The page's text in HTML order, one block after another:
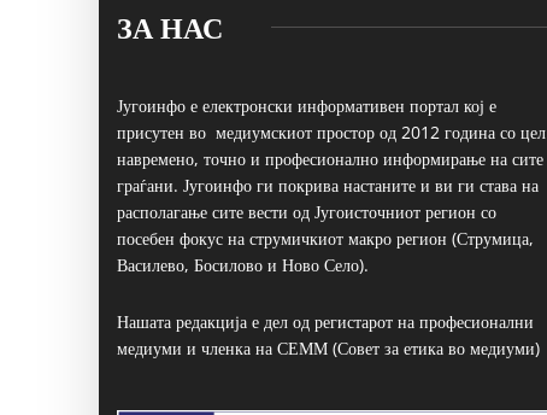
ЗА НАС
Југоинфо е електронски информативен портал кој е
присутен во медиумскиот простор од 2012 година со цел
навремено, точно и професионално информирање на сите
граѓани. Југоинфо ги покрива настаните и ви ги става на
располагање сите вести од Југоисточниот регион со
посебен фокус на струмичкиот макро регион (Струмица,
Василево, Босилово и Ново Село).
Нашата редакција е дел од регистарот на професионални
медиуми и членка на СЕММ (Совет за етика во медиуми)